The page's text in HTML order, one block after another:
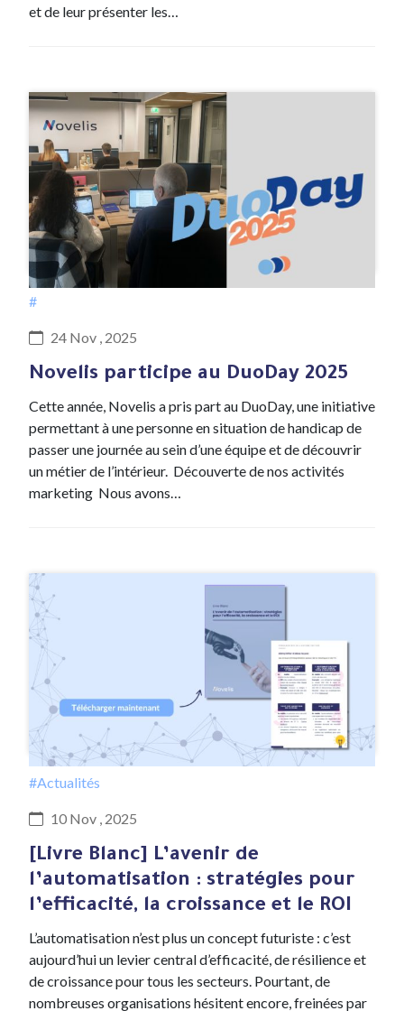
et de leur présenter les…
#
24 Nov , 2025
Novelis participe au DuoDay 2025
Cette année, Novelis a pris part au DuoDay, une initiative
permettant à une personne en situation de handicap de
passer une journée au sein d’une équipe et de découvrir
un métier de l’intérieur. Découverte de nos activités
marketing Nous avons…
#Actualités
10 Nov , 2025
[Livre Blanc] L’avenir de
l’automatisation : stratégies pour
l’efficacité, la croissance et le ROI
L’automatisation n’est plus un concept futuriste : c’est
aujourd’hui un levier central d’efficacité, de résilience et
de croissance pour tous les secteurs. Pourtant, de
nombreuses organisations hésitent encore, freinées par